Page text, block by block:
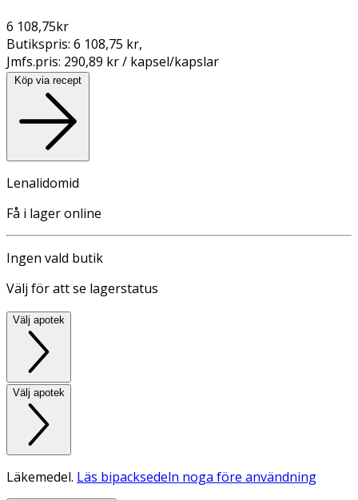
6 108,75kr
Butikspris: 6 108,75 kr,
Jmfs.pris: 290,89 kr / kapsel/kapslar
Köp via recept
Lenalidomid
Få i lager online
Ingen vald butik
Välj för att se lagerstatus
Välj apotek
Välj apotek
Läkemedel. Läs bipacksedeln noga före användning